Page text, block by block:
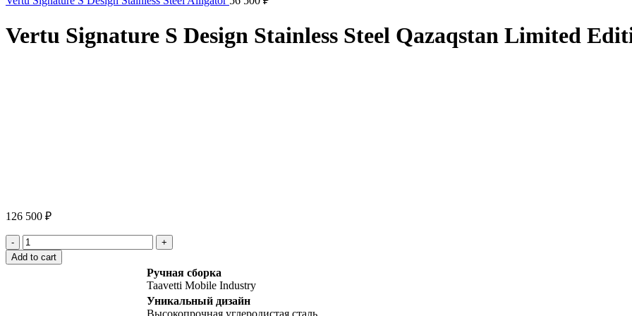
Vertu Signature S Design Stainless Steel Qazaqstan Limited
126 500 ₽
Vertu
Signature
S
Add to cart
Ручная сборка
Taavetti Mobile Industry
Уникальный дизайн
Высокопрочная углеродистая сталь